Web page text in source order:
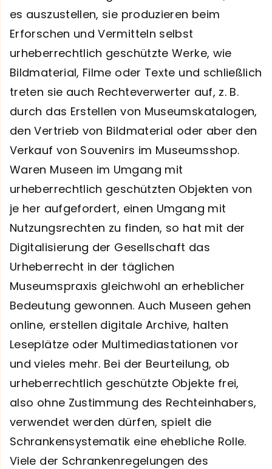
es auszustellen, sie produzieren beim
Erforschen und Vermitteln selbst
urheberrechtlich geschützte Werke, wie
Bildmaterial, Filme oder Texte und schließlich
treten sie auch Rechteverwerter auf, z. B.
durch das Erstellen von Museumskatalogen,
den Vertrieb von Bildmaterial oder aber den
Verkauf von Souvenirs im Museumsshop.
Waren Museen im Umgang mit
urheberrechtlich geschützten Objekten von
je her aufgefordert, einen Umgang mit
Nutzungsrechten zu finden, so hat mit der
Digitalisierung der Gesellschaft das
Urheberrecht in der täglichen
Museumspraxis gleichwohl an erheblicher
Bedeutung gewonnen. Auch Museen gehen
online, erstellen digitale Archive, halten
Leseplätze oder Multimediastationen vor
und vieles mehr. Bei der Beurteilung, ob
urheberrechtlich geschützte Objekte frei,
also ohne Zustimmung des Rechteinhabers,
verwendet werden dürfen, spielt die
Schrankensystematik eine ehebliche Rolle.
Viele der Schrankenregelungen des